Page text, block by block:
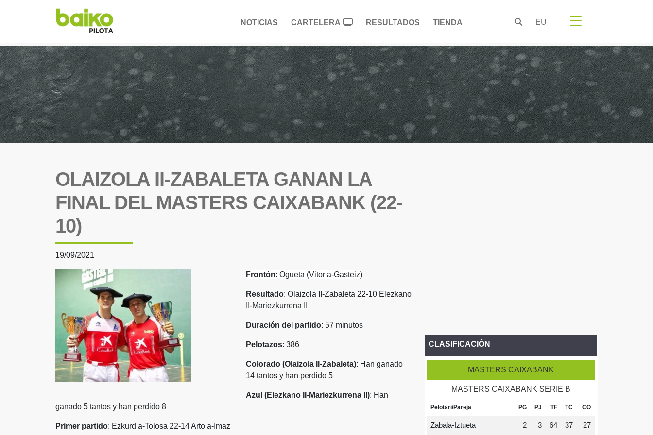
NOTICIAS CARTELERA RESULTADOS TIENDA EU
OLAIZOLA II-ZABALETA GANAN LA
FINAL DEL MASTERS CAIXABANK (22-
10)
19/09/2021
Frontón: Ogueta (Vitoria-Gasteiz)
Resultado: Olaizola II-Zabaleta 22-10 Elezkano
II-Mariezkurrena II
Duración del partido: 57 minutos
Pelotazos: 386
Colorado (Olaizola II-Zabaleta): Han ganado
14 tantos y han perdido 5
Azul (Elezkano II-Mariezkurrena II): Han
ganado 5 tantos y han perdido 8
Primer partido: Ezkurdia-Tolosa 22-14 Artola-Imaz
CLASIFICACIÓN
MASTERS CAIXABANK
MASTERS CAIXABANK SERIE B
Pelotari/Pareja PG PJ TF TC CO
Zabala-Iztueta 2 3 64 37 27